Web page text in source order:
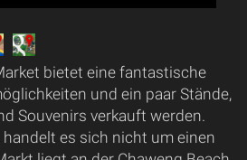
bietet eine fantastische
und ein paar Stände,
Souvenirs verkauft werden.
es sich nicht um einen